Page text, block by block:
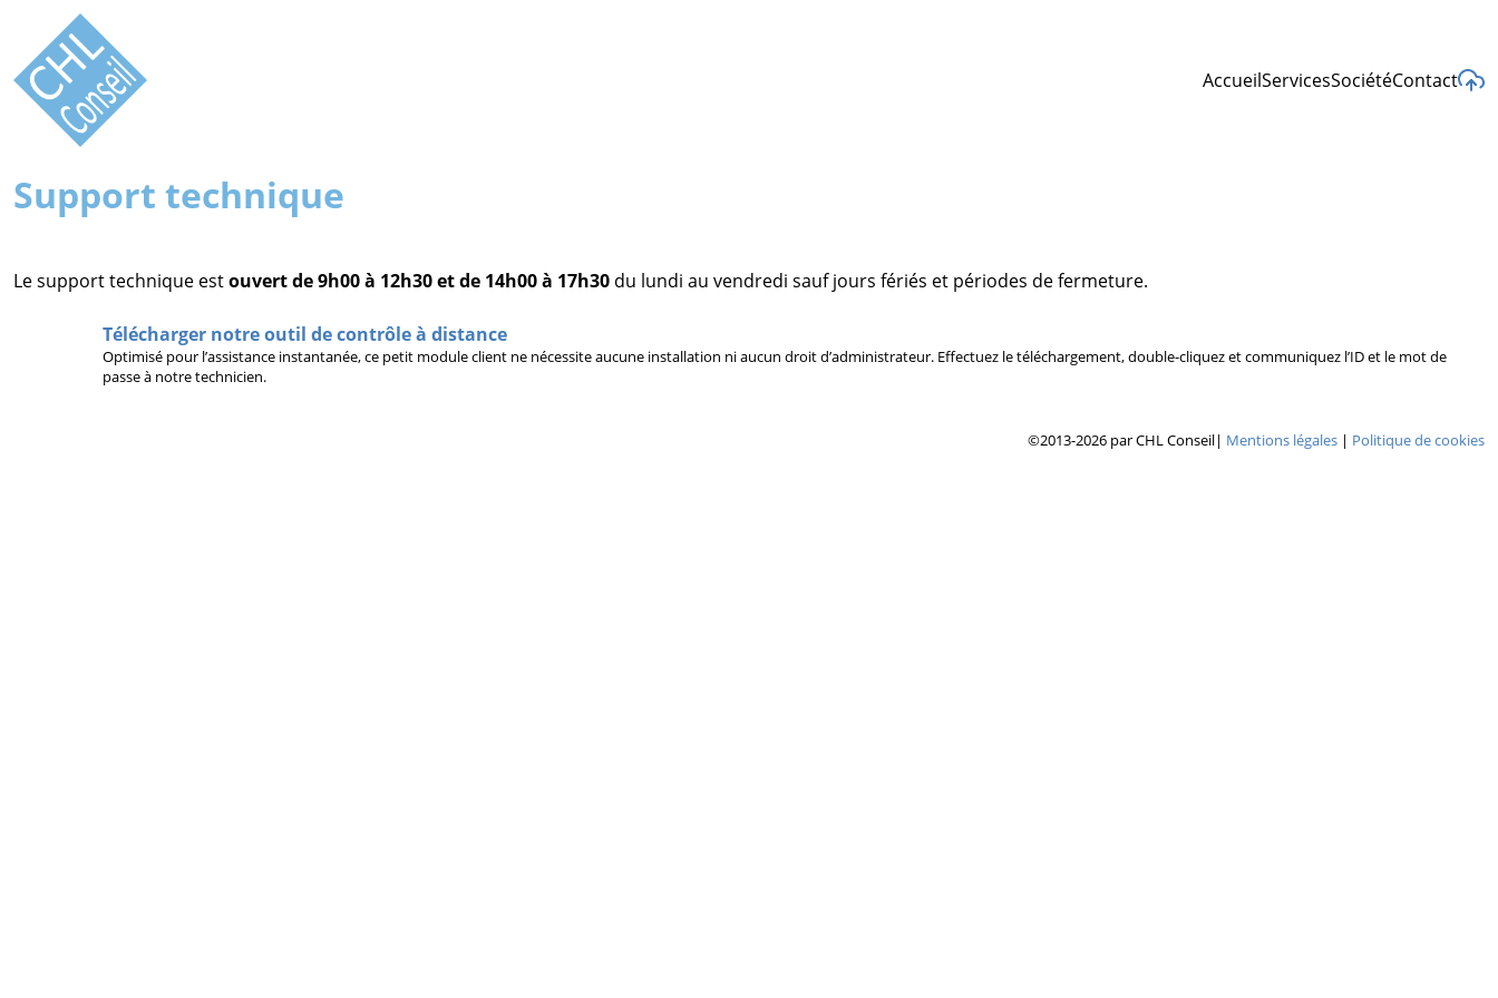
AccueilServicesSociétéContact
Support technique
Le support technique estouvert de 9h00 à 12h30 et de 14h00 à 17h30 du lundi au vendredi sauf jours fériés et périodes de fermeture.
Télécharger notre outil de contrôle à distance
Optimisé pour l’assistance instantanée, ce petit module client ne nécessite aucune installation ni aucun droit d’administrateur. Effectuez le téléchargement, double-cliquez et communiquez l’ID et le mot de
passe à notre technicien.
©2013-2026 par CHL Conseil| Mentions légales | Politique de cookies